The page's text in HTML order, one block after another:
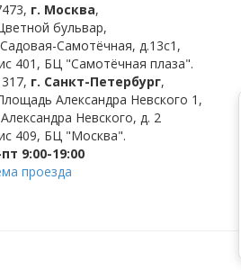
, г. Москва,
бульвар,
Самотёчная, д.13с1,
401, БЦ "Самотёчная плаза".
, г. Санкт-Петербург,
Александра Невского 1 ,
Невского, д. 2
409, БЦ "Москва".
9:00-19:00
проезда